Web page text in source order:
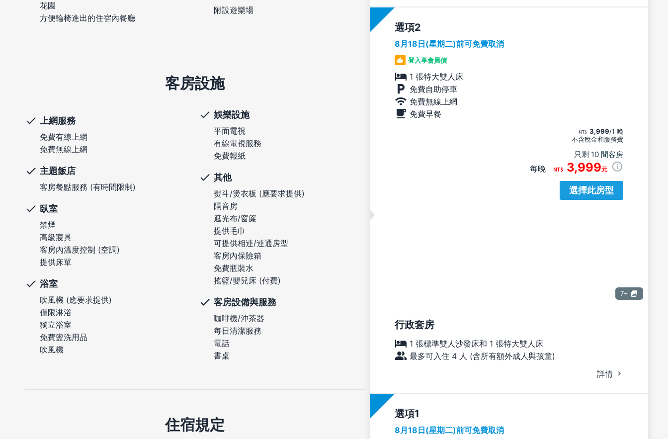
選項
8月18日(星期二)前可免費取消
登入享會員價
1 張特大雙人床
免費自助停車
免費無線上網
免費早餐
3,999/1 晚
不含稅金和服務費
只剩 10 間客房
每晚 3,999元
選擇此房型
7+
行政套房
1 張標準雙人沙發床和 1 張特大雙人床
最多可入住 4 人 (含所有額外成人與孩童)
詳情
選項
8月18日(星期二)前可免費取消
花園
方便輪椅進出的住宿內餐廳
附設遊樂場
客房設施
上網服務
免費有線上網
免費無線上網
主題飯店
客房餐點服務 (有時間限制)
臥室
禁煙
高級寢具
客房內溫度控制 (空調)
提供床單
浴室
吹風機 (應要求提供)
僅限淋浴
獨立浴室
免費盥洗用品
吹風機
娛樂設施
平面電視
有線電視服務
免費報紙
其他
熨斗/燙衣板 (應要求提供)
隔音房
遮光布/窗簾
提供毛巾
可提供相連/連通房型
客房內保險箱
免費瓶裝水
搖籃/嬰兒床 (付費)
客房設備與服務
咖啡機/沖茶器
每日清潔服務
電話
書桌
住宿規定